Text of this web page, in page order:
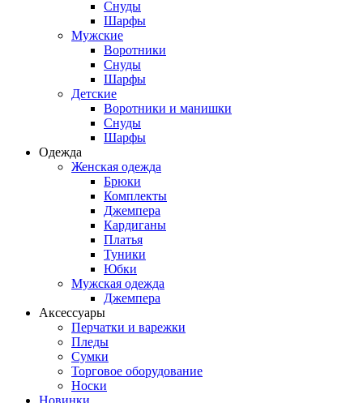
Снуды
Шарфы
Мужские
Воротники
Снуды
Шарфы
Детские
Воротники и манишки
Снуды
Шарфы
Одежда
Женская одежда
Брюки
Комплекты
Джемпера
Кардиганы
Платья
Туники
Юбки
Мужская одежда
Джемпера
Аксессуары
Перчатки и варежки
Пледы
Сумки
Торговое оборудование
Носки
Новинки